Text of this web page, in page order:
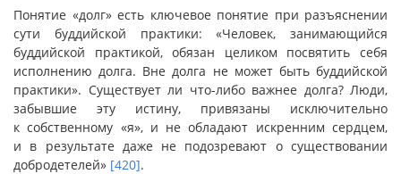
Понятие «долг» есть ключевое понятие при разъяснении
сути буддийской практики: «Человек, занимающийся
буддийской практикой, обязан целиком посвятить себя
исполнению долга. Вне долга не может быть буддийской
практики». Существует ли что-либо важнее долга? Люди,
забывшие эту истину, привязаны исключительно
к собственному «я», и не обладают искренним сердцем,
и в результате даже не подозревают о существовании
добродетелей» [420].